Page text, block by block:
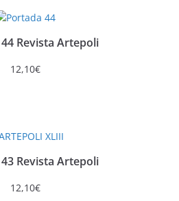
Revista Artepoli
12,10€
Revista Artepoli
12,10€